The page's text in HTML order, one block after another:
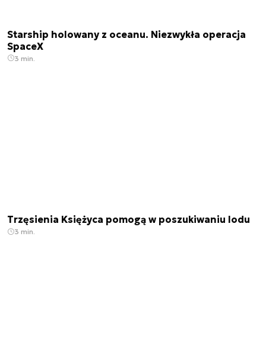
Starship holowany z oceanu. Niezwykła operacja
SpaceX
3 min.
Trzęsienia Księżyca pomogą w poszukiwaniu lodu
3 min.